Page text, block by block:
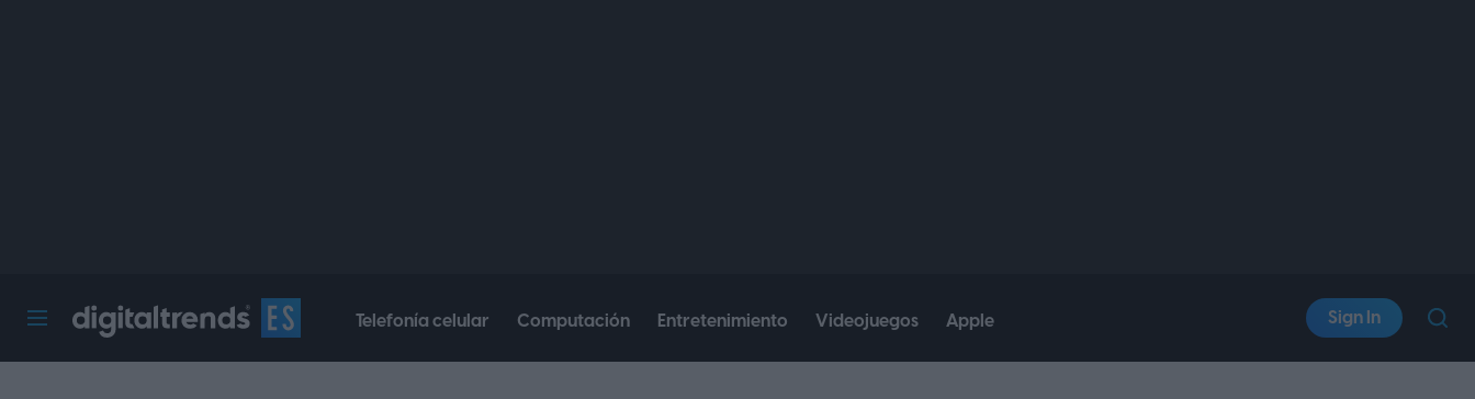
Telefonía celular Computación Entretenimiento Videojuegos Apple Sign In